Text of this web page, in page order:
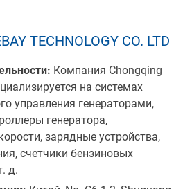
TECHNOLOGY CO. LTD
Компания Chongqing
на системах
управления генераторами,
генератора,
зарядные устройства,
счетчики бензиновых
д.